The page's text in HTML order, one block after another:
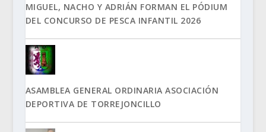
MIGUEL, NACHO Y ADRIÁN FORMAN EL PÓDIUM
DEL CONCURSO DE PESCA INFANTIL 2026
ASAMBLEA GENERAL ORDINARIA ASOCIACIÓN
DEPORTIVA DE TORREJONCILLO